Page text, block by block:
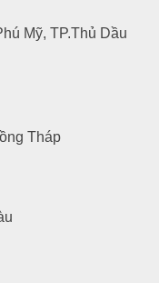
Mỹ, TP.Thủ Dầu
Tháp